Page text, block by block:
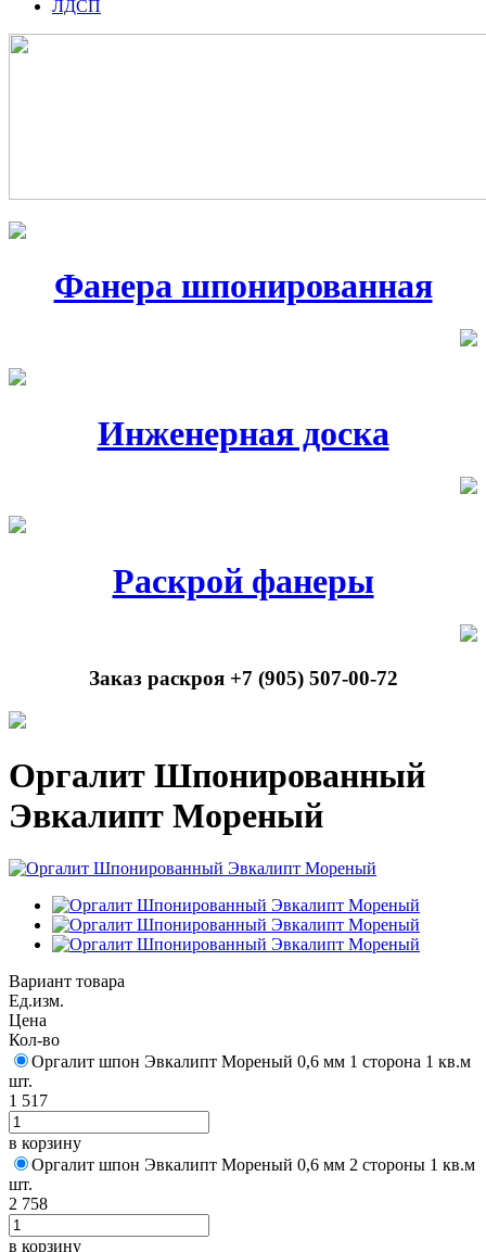
ЛДСП
Фанера шпонированная
Инженерная доска
Раскрой фанеры
Заказ раскроя +7 (905) 507-00-72
Оргалит Шпонированный
Эвкалипт Мореный
Вариант товара
Ед.изм.
Цена
Кол-во
Оргалит шпон Эвкалипт Мореный 0,6 мм 1 сторона 1 кв.м
шт.
1 517
в корзину
Оргалит шпон Эвкалипт Мореный 0,6 мм 2 стороны 1 кв.м
шт.
2 758
в корзину